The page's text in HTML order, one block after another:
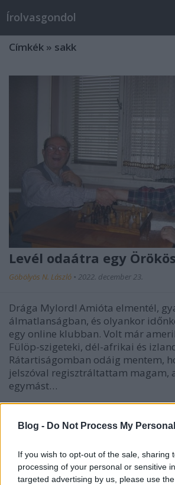
Blog - Do Not Process My
If you wish to opt-out of the sale, sharing
processing of your personal or sensitive
targeted advertising by us, please use
Írolvasgondol
Címkék » sakk
Levél odaátra egy
Göbölyös N. László • 2022. december 23.
Drága Mylord! Amióta elmentél,
álmatlanságban, és olyankor
egy online klubban. Volt már
Fülöp-szigeteki, dél-afrikai és
Rátartiságomban odáig mentem,
jelszóval regisztráltattam magam,
egymást…